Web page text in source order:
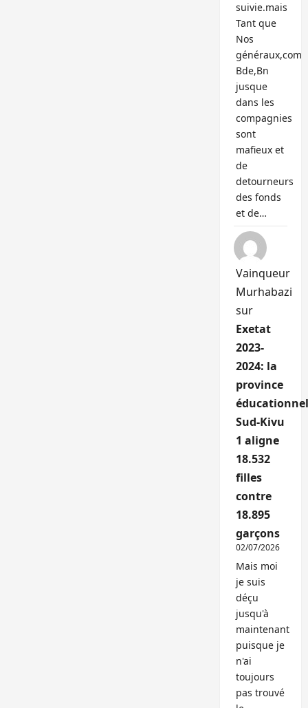
suivie.mais
Tant que
Nos
généraux,com
Bde,Bn
jusque
dans les
compagnies
sont
mafieux et
de
detourneurs
des fonds
et de…
Vainqueur
Murhabazi
sur
Exetat
2023-
2024: la
province
Sud-Kivu
1 aligne
18.532
filles
contre
18.895
garçons
02/07/2026
Mais moi
je suis
déçu
jusqu'à
maintenant
puisque je
n'ai
toujours
pas trouvé